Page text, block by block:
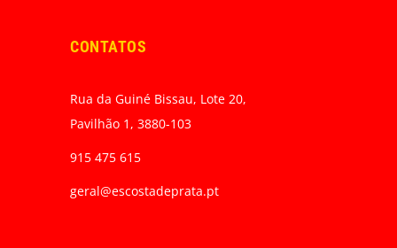
CONTATOS
Rua da Guiné Bissau, Lote 20,
Pavilhão 1, 3880-103
915 475 615
geral@escostadeprata.pt